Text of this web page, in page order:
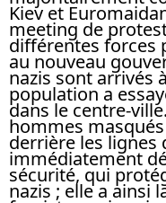
Kiev et
meeting de
différentes forces
au nouveau
nazis sont arrivés
population a
dans le centre-
hommes
derrière les lignes
immédiatement
sécurité, qui
nazis ; elle a ainsi